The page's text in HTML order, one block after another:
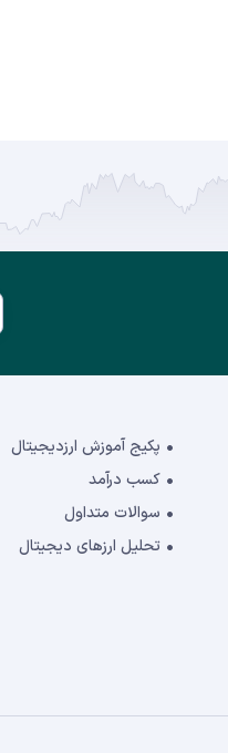
پکیج آموزش ارزدیجیتال
کسب درآمد
سوالات متداول
تحلیل ارزهای دیجیتال